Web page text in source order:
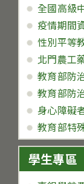
全國高級
疫情期間
性別平等
北門農工
教育部防
教育部防
身心障礙
教育部特
學生專區